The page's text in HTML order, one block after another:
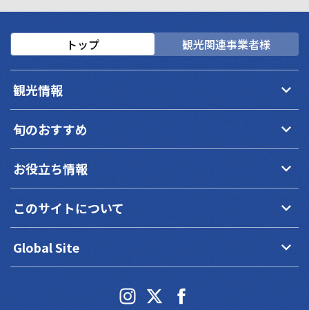
トップ 観光関連事業者様
観光情報 keyboard_arrow_down
旬のおすすめ keyboard_arrow_down
お役立ち情報 keyboard_arrow_down
このサイトについて keyboard_arrow_down
Global Site keyboard_arrow_down